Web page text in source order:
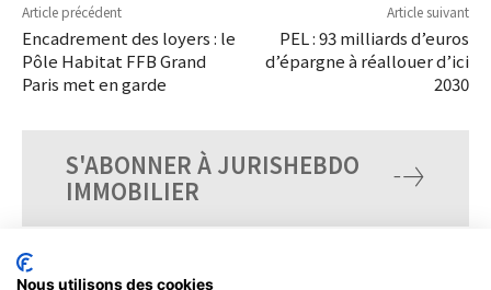
Article précédent
Encadrement des loyers : le
Pôle Habitat FFB Grand
Paris met en garde
Article suivant
PEL : 93 milliards d’euros
d’épargne à réallouer d’ici
2030
S'ABONNER À JURISHEBDO
IMMOBILIER
Nous utilisons des cookies